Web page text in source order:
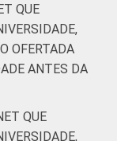
61
69
de
QUE
OFERTADA
ANTES DA
QUE